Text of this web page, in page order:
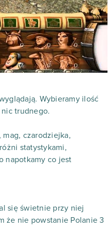
Wybieramy ilość
trudnego.
czarodziejka,
statystykami,
napotkamy co jest
się świetnie przy niej
że nie powstanie Polanie 3